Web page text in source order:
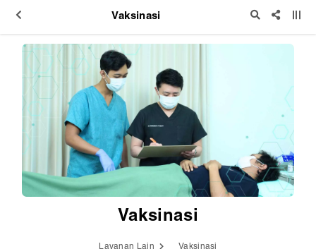
Vaksinasi
Vaksinasi
Layanan Lain Vaksinasi